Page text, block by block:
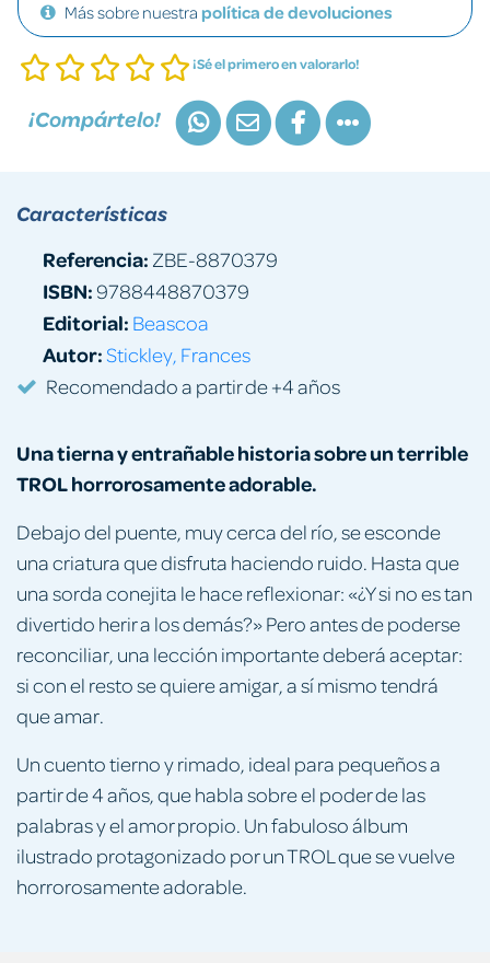
Más sobre nuestra política de devoluciones
¡Sé el primero en valorarlo!
¡Compártelo!
Una tierna y entrañable historia sobre unterrible
TROLhorrorosamente adorable.
Debajo del puente, muy cerca del río, se esconde
una criatura que disfruta haciendo ruido. Hasta que
una sorda conejita le hace reflexionar: «¿Y si no es tan
divertido herir a los demás?» Pero antes de poderse
reconciliar, una lección importante deberá aceptar:
si con el resto se quiere amigar, a sí mismo tendrá
que amar.
Un cuento tierno y rimado, ideal para pequeños a
partir de 4 años, que habla sobre el poder de las
palabras y el amor propio. Un fabuloso álbum
ilustrado protagonizado por un TROL que se vuelve
horrorosamente adorable.
Características
Referencia: ZBE-8870379
ISBN:9788448870379
Editorial: Beascoa
Autor:Stickley, Frances
Recomendado a partir de +4 años